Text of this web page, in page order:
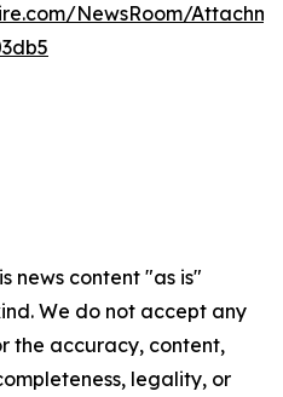
NewsRoom/
news content "as is"
We do not accept any
the accuracy, content,
legality, or